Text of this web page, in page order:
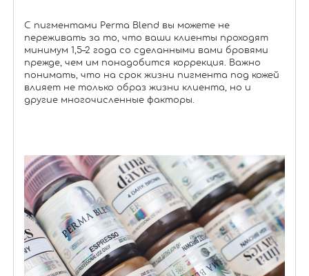
С пигментами Perma Blend вы можете не
переживать за то, что ваши клиенты проходят
минимум 1,5–2 года со сделанными вами бровями
прежде, чем им понадобится коррекция. Важно
понимать, что на срок жизни пигмента под кожей
влияет не только образ жизни клиента, но и
другие многочисленные факторы.